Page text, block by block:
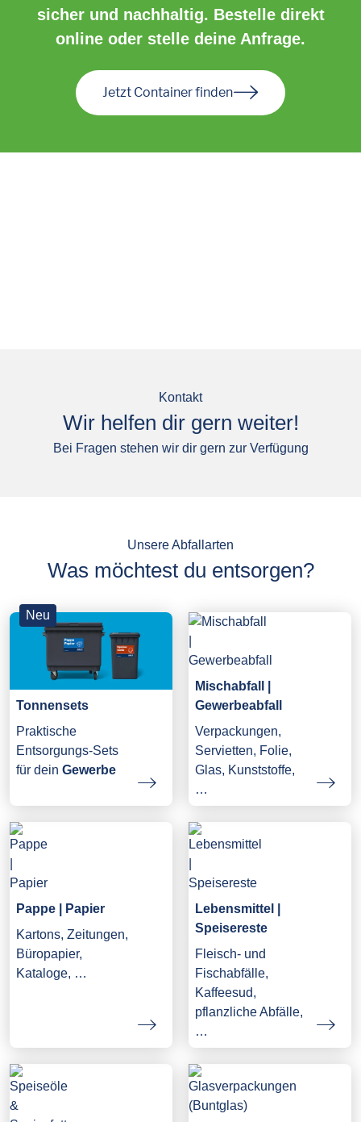
sicher und nachhaltig. Bestelle direkt
online oder stelle deine Anfrage.
Jetzt Container finden
Kontakt
Wir helfen dir gern weiter!
Bei Fragen stehen wir dir gern zur Verfügung
Unsere Abfallarten
Was möchtest du entsorgen?
Neu
Tonnensets
Praktische
Entsorgungs-Sets
für dein Gewerbe
Mischabfall |
Gewerbeabfall
Verpackungen,
Servietten, Folie,
Glas, Kunststoffe,
…
Pappe | Papier
Kartons, Zeitungen,
Büropapier,
Kataloge, …
Lebensmittel |
Speisereste
Fleisch- und
Fischabfälle,
Kaffeesud,
pflanzliche Abfälle,
…